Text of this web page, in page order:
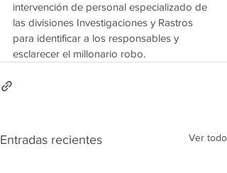
intervención de personal especializado de
las divisiones Investigaciones y Rastros
para identificar a los responsables y
esclarecer el millonario robo.
Entradas recientes Ver todo